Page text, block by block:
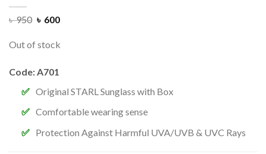
৳950 ৳ 600
Out of stock
Code: A701
Original STARL Sunglass with Box
Comfortable wearing sense
Protection Against Harmful UVA/UVB & UVC Rays